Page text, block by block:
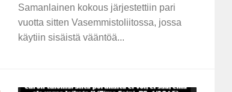
Samanlainen kokous järjestettiin pari
vuotta sitten Vasemmistoliitossa, jossa
käytiin sisäistä vääntöä...